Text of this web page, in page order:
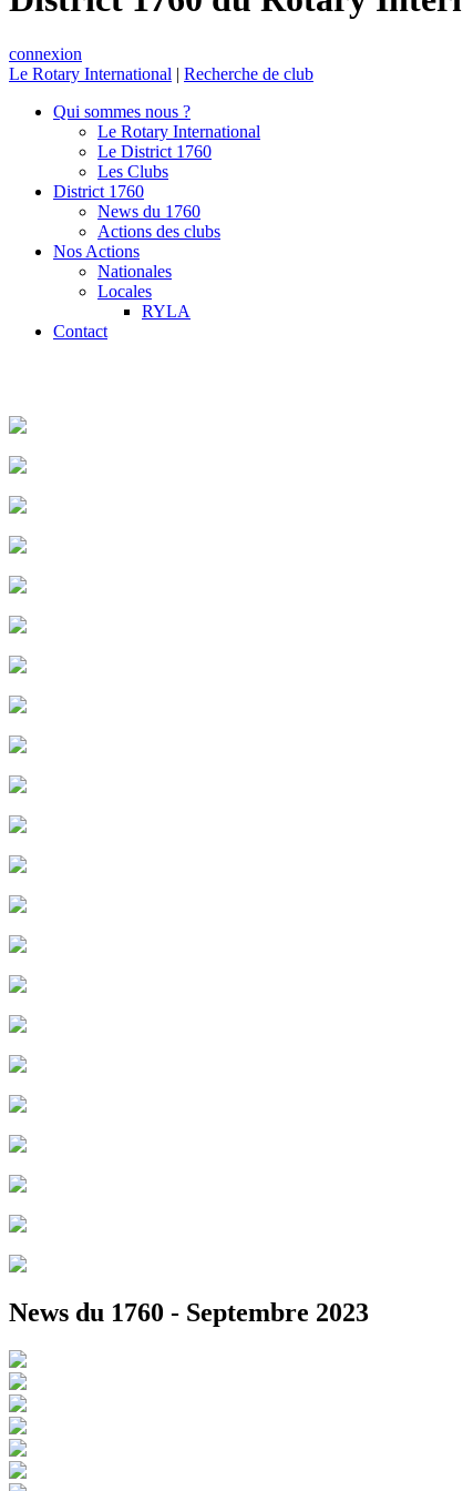
connexion
Le Rotary International | Recherche de club
Qui sommes nous ?
Le Rotary International
Le District 1760
Les Clubs
District 1760
News du 1760
Actions des clubs
Nos Actions
Nationales
Locales
RYLA
Contact
News du 1760 - Septembre 2023